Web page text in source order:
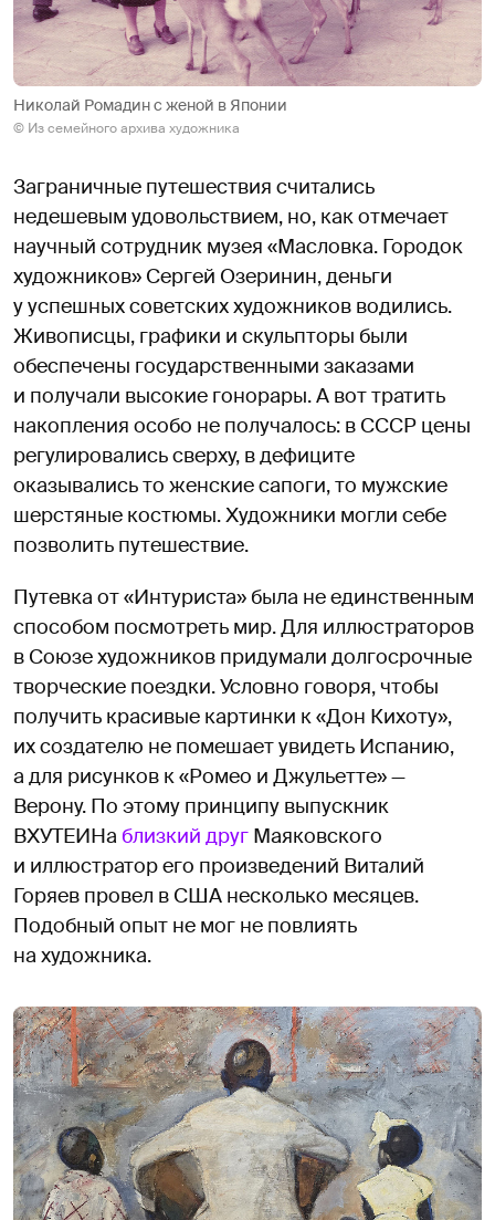
Николай Ромадин с женой в Японии
© Из семейного архива художника
Заграничные путешествия считались
недешевым удовольствием, но, как отмечает
научный сотрудник музея «Масловка. Городок
художников» Сергей Озеринин, деньги
у успешных советских художников водились.
Живописцы, графики и скульпторы были
обеспечены государственными заказами
и получали высокие гонорары. А вот тратить
накопления особо не получалось: в СССР цены
регулировались сверху, в дефиците
оказывались то женские сапоги, то мужские
шерстяные костюмы. Художники могли себе
позволить путешествие.
Путевка от «Интуриста» была не единственным
способом посмотреть мир. Для иллюстраторов
в Союзе художников придумали долгосрочные
творческие поездки. Условно говоря, чтобы
получить красивые картинки к «Дон Кихоту»,
их создателю не помешает увидеть Испанию,
а для рисунков к «Ромео и Джульетте» —
Верону. По этому принципу выпускник
ВХУТЕИНа близкий друг Маяковского
и иллюстратор его произведений Виталий
Горяев провел в США несколько месяцев.
Подобный опыт не мог не повлиять
на художника.